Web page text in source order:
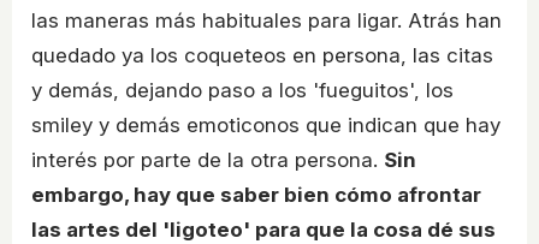
las maneras más habituales para ligar. Atrás han
quedado ya los coqueteos en persona, las citas
y demás, dejando paso a los 'fueguitos', los
smiley y demás emoticonos que indican que hay
interés por parte de la otra persona. Sin
embargo, hay que saber bien cómo afrontar
las artes del 'ligoteo' para que la cosa dé sus